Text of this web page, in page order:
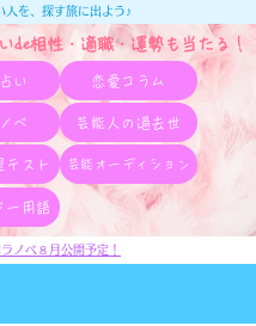
de相性・適職・​運勢も当たる！
人を、探す旅に出よう♪
い 恋愛コラム
ベ 芸能人の過去世
テスト 芸能オーディション
ー用語
ノベ８月公開予定！